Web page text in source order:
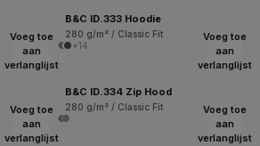
B&C ID.333 Hoodie
280 g/m² / Classic Fit
+14
Voeg toe
aan
verlanglijst
Voeg toe
aan
verlanglijst
B&C ID.334 Zip Hood
280 g/m² / Classic Fit
Voeg toe
aan
verlanglijst
Voeg toe
aan
verlanglijst